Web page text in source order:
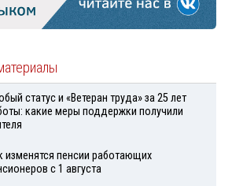
статус и «Ветеран труда» за 25 лет
какие меры поддержки получили
изменятся пенсии работающих
с 1 августа